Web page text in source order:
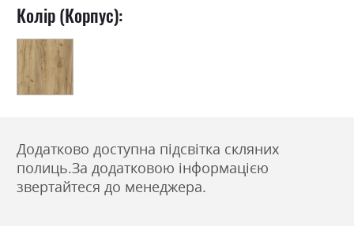
Колір (Корпус):
Додатково доступна підсвітка скляних
полиць.За додатковою інформацією
звертайтеся до менеджера.